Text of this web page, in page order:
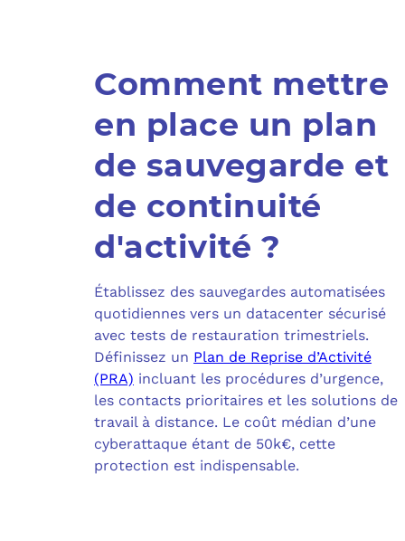
Comment mettre
en place un plan
de sauvegarde et
de continuité
d'activité ?
Établissez des sauvegardes automatisées
quotidiennes vers un datacenter sécurisé
avec tests de restauration trimestriels.
Définissez un Plan de Reprise d’Activité
(PRA) incluant les procédures d’urgence,
les contacts prioritaires et les solutions de
travail à distance. Le coût médian d’une
cyberattaque étant de 50k€, cette
protection est indispensable.